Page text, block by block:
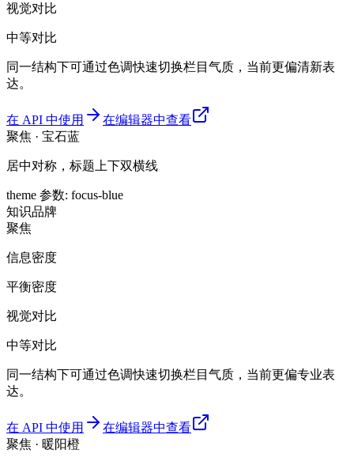
视觉对比
中等对比
同一结构下可通过色调快速切换栏目气质，当前更偏清新表
达。
在 API 中使用
在编辑器中查看
聚焦 · 宝石蓝
居中对称，标题上下双横线
theme 参数: focus-blue
知识品牌
聚焦
信息密度
平衡密度
视觉对比
中等对比
同一结构下可通过色调快速切换栏目气质，当前更偏专业表
达。
在 API 中使用
在编辑器中查看
聚焦 · 暖阳橙